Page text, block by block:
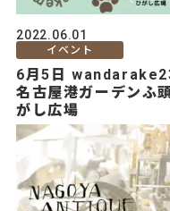
2022.06.01
イベント
6月5日
名古屋港ガーデンふ
がし広場